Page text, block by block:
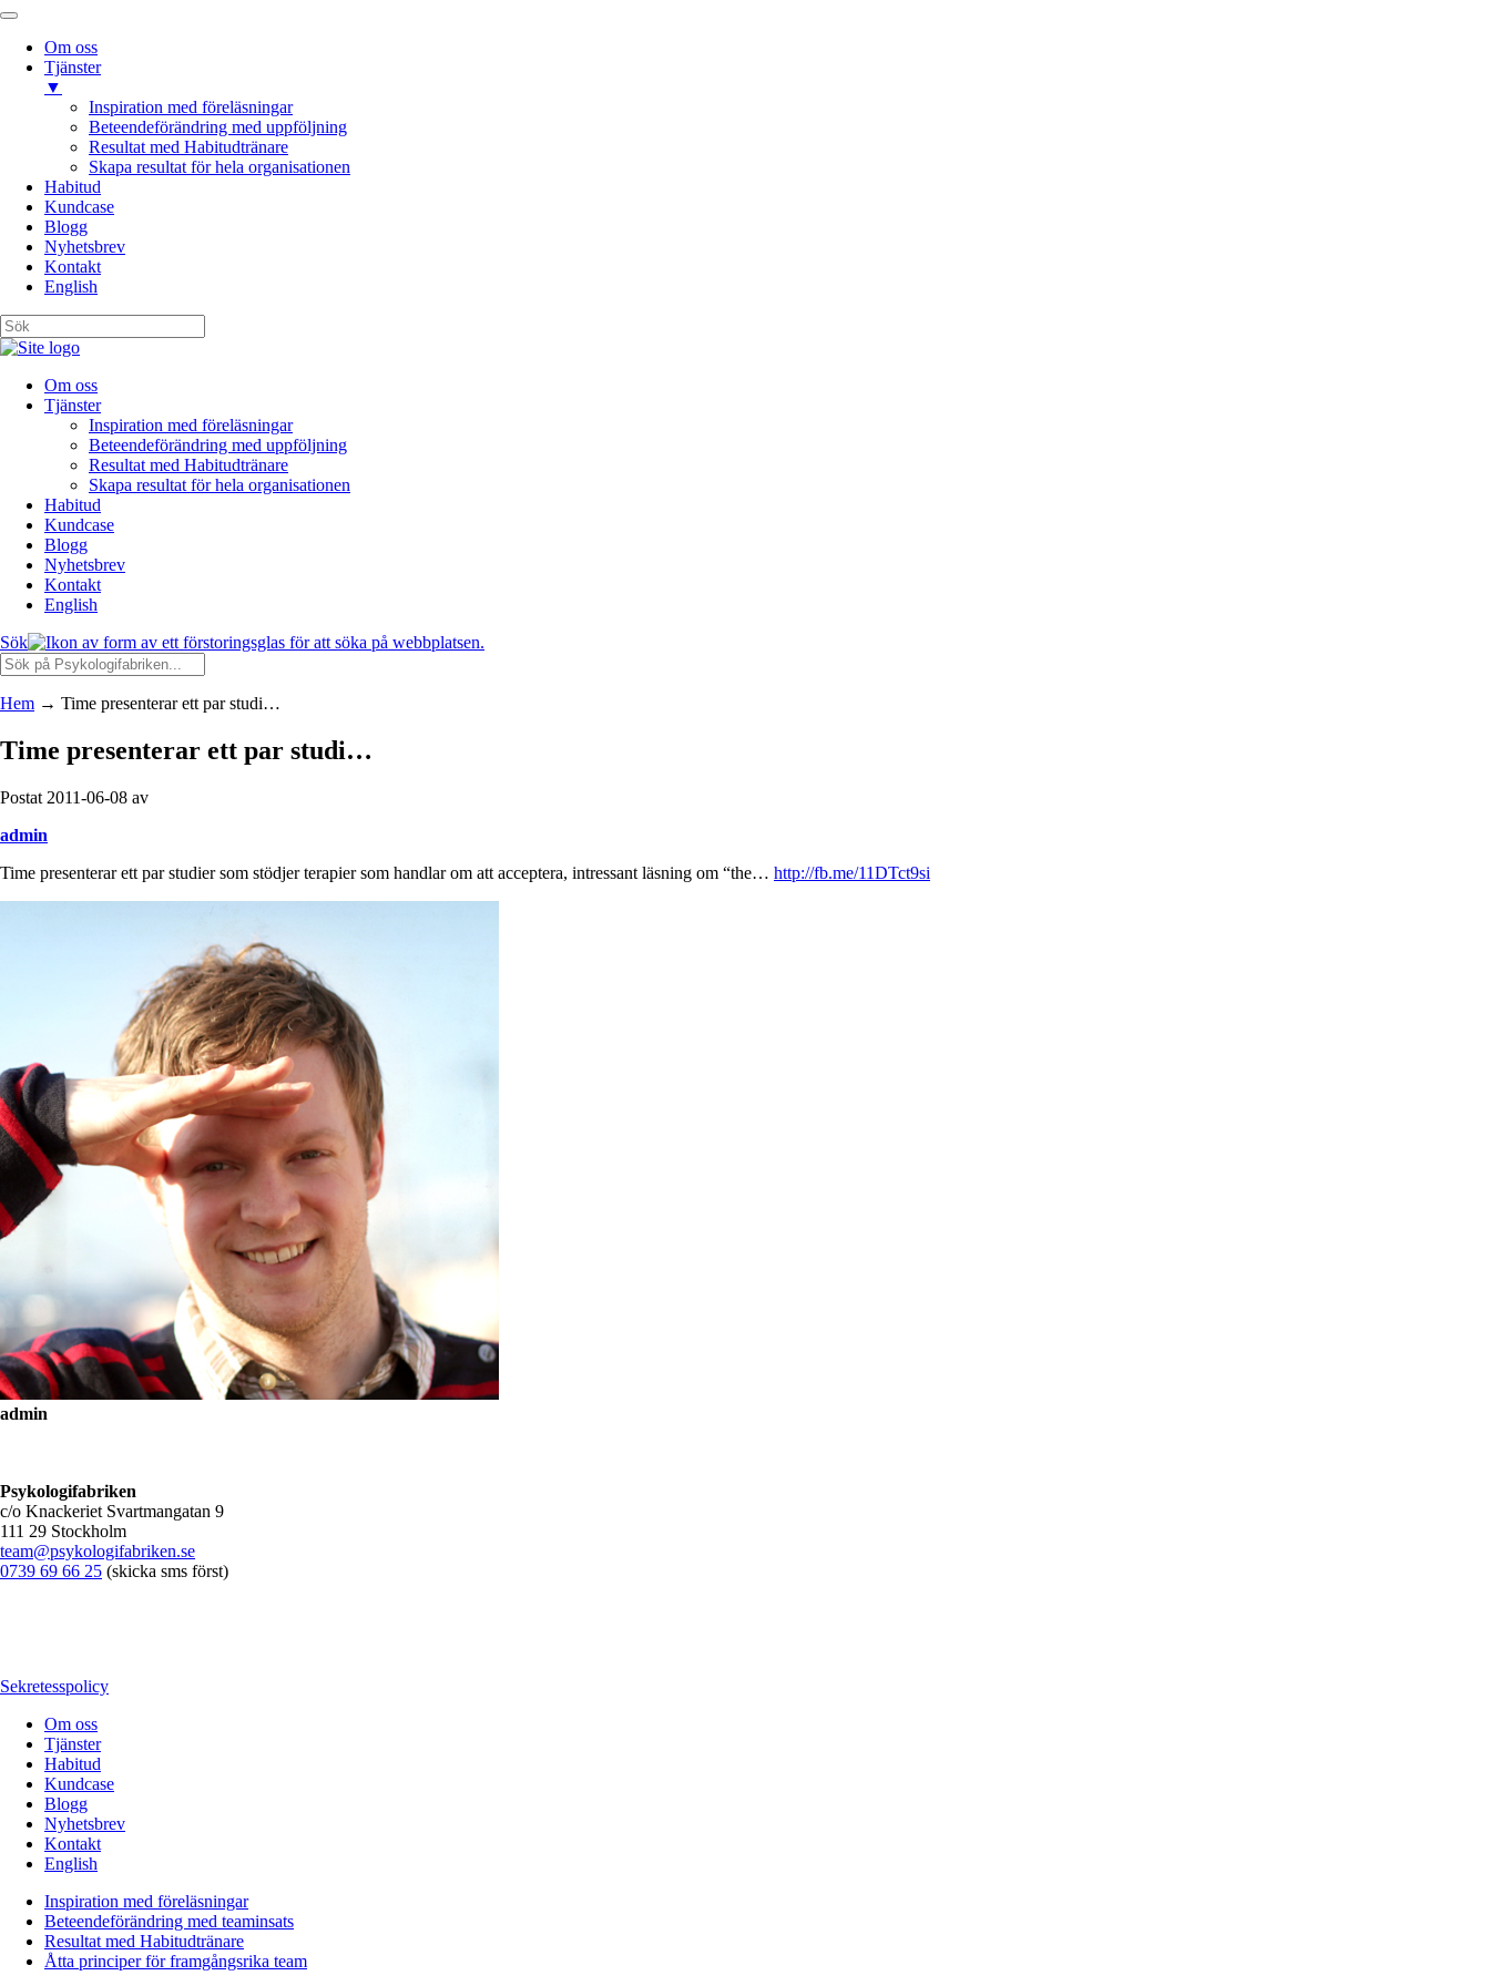
Om oss
Tjänster
▼
Inspiration med föreläsningar
Beteendeförändring med uppföljning
Resultat med Habitudtränare
Skapa resultat för hela organisationen
Habitud
Kundcase
Blogg
Nyhetsbrev
Kontakt
English
Om oss
Tjänster
Inspiration med föreläsningar
Beteendeförändring med uppföljning
Resultat med Habitudtränare
Skapa resultat för hela organisationen
Habitud
Kundcase
Blogg
Nyhetsbrev
Kontakt
English
Sök
Hem → Time presenterar ett par studi…
Time presenterar ett par studi…
Postat 2011-06-08 av
admin
Time presenterar ett par studier som stödjer terapier som handlar om att acceptera, intressant läsning om “the… http://fb.me/11DTct9si
admin
Psykologifabriken
c/o Knackeriet Svartmangatan 9
111 29 Stockholm
team@psykologifabriken.se
0739 69 66 25 (skicka sms först)
Sekretesspolicy
Om oss
Tjänster
Habitud
Kundcase
Blogg
Nyhetsbrev
Kontakt
English
Inspiration med föreläsningar
Beteendeförändring med teaminsats
Resultat med Habitudtränare
Åtta principer för framgångsrika team